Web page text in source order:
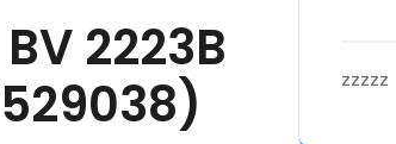
2223B
zzzzz